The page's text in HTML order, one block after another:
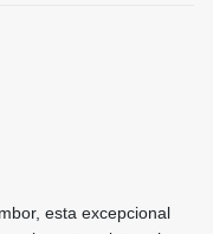
esta excepcional